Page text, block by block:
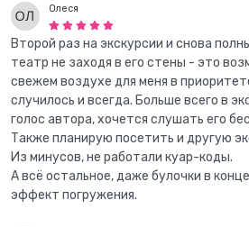
Олеся
Второй раз на экскурсии и снова
театр не заходя в его стены - это
свежем воздухе для меня в
случилось и всегда. Больше всего в
голос автора, хочется слушать его
Также планирую посетить и другую
Из минусов, не работали куар-коды.
А всё остальное, даже булочки в
эффект погружения.